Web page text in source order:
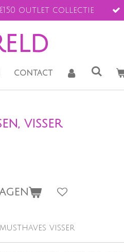
outlet collectie
contact
visser
musthaves visser